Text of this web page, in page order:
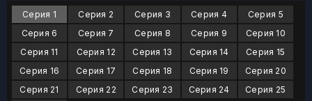
Серия 1 Серия 2 Серия 3 Серия 4
Серия 5
Серия 6
Серия 7 Серия 8 Серия 9
Серия 10
Серия 11
Серия 12 Серия 13 Серия 14
Серия 15
Серия 16
Серия 17 Серия 18 Серия 19
Серия 20
Серия 21
Серия 22 Серия 23 Серия 24
Серия 25